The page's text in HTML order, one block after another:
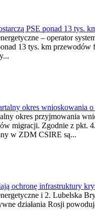
PSE ponad 13 tys.
– operator
13 tys. km
okres wnioskowania
okres przyjmowania
migracji. Zgodnie z pkt.
w ZDM CSIRE są...
ochronę infrastruktury
i 2. Lubelska
działania Rosji